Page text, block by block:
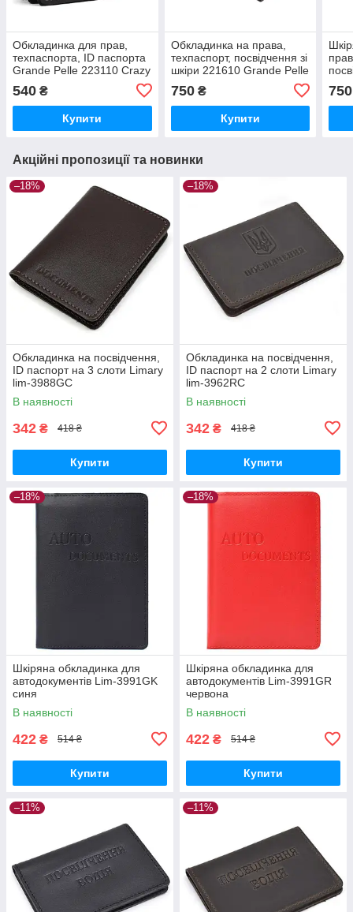
Обкладинка для прав,
техпаспорта, ID паспорта
Grande Pelle 223110 Crazy
540 ₴
Купити
Обкладинка на права,
техпаспорт, посвідчення зі
шкіри 221610 Grande Pelle
750₴
Купити
750
Акційні пропозиції та новинки
–18%
Обкладинка на посвідчення,
ID паспорт на 3 слоти Limary
lim-3988GC
В наявності
342 ₴ 418 ₴
Купити
–18%
Обкладинка на посвідчення,
ID паспорт на 2 слоти Limary
lim-3962RC
В наявності
342 ₴ 418 ₴
Купити
–18%
Шкіряна обкладинка для
автодокументів Lim-3991GK
синя
В наявності
422 ₴ 514 ₴
Купити
–18%
Шкіряна обкладинка для
автодокументів Lim-3991GR
червона
В наявності
422 ₴ 514 ₴
Купити
–11% –11%